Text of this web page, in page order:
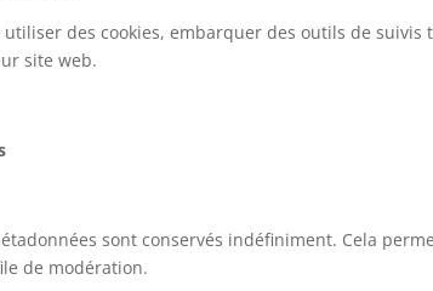
des cookies, embarquer des outils de suivis
site web.
sont conservés indéfiniment. Cela
de modération.